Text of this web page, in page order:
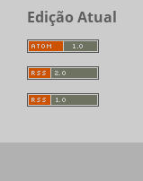
Edição Atual